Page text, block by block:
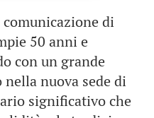
di
50 anni e
con un grande
nuova sede di
significativo che